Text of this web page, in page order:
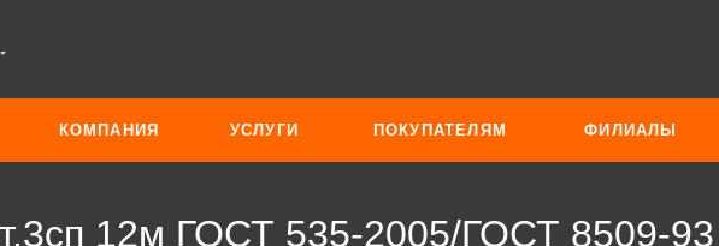
КОМПАНИЯ УСЛУГИ ПОКУПАТЕЛЯМ ФИЛИАЛЫ
12м ГОСТ 535-2005/ГОСТ 8509-93